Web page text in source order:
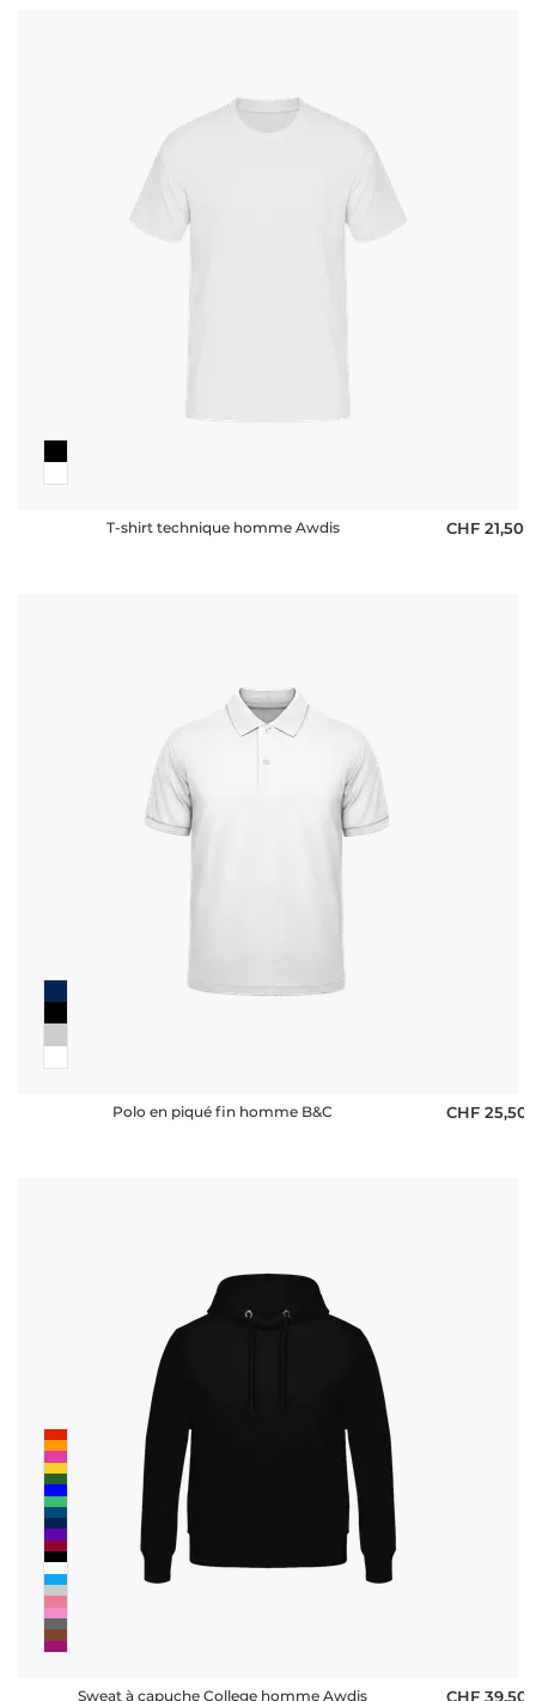
T-shirt technique homme Awdis CHF 21,50
Polo en piqué fin homme B&C CHF 25,50
Sweat à capuche College homme Awdis CHF 39,50